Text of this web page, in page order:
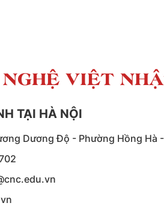
VIỆT
TẠI HÀ NỘI
Dương Độ - Phường Hồng Hà